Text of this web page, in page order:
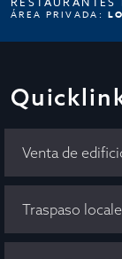
ÁREA PRIVADA:
Venta de
Traspaso